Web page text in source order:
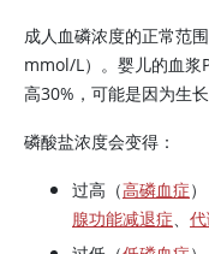
成人血磷浓度的正常范
mmol/L）。婴儿的血浆
高30%，可能是因为生长
磷酸盐浓度会变得：
过高（高磷血症
腺功能减退症、